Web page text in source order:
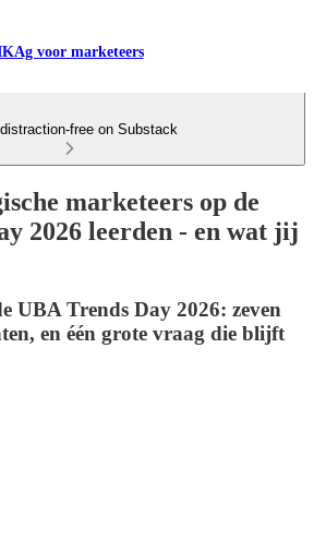
voor marketeers
free on Substack
marketeers op de
2026 leerden - en wat jij
UBA Trends Day 2026: zeven
en één grote vraag die blijft